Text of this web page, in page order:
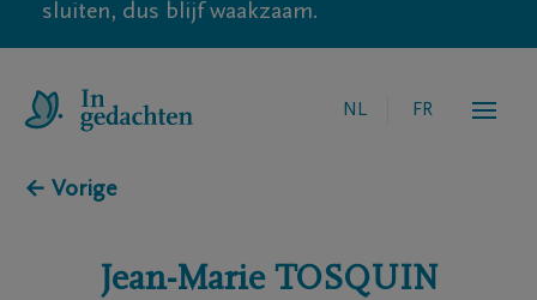
sluiten, dus blijf waakzaam.
NL FR
← Vorige
Jean-Marie TOSQUIN